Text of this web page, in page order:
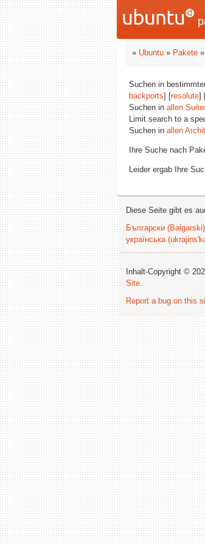
» Ubuntu » Pakete
Suchen in
backports] [resolute]
Suchen in allen
Limit search to a
Suchen in allen
Ihre Suche nach
Leider ergab Ihre
Diese Seite gibt es
Български (Bəlgarski)
українська
Inhalt-Copyright ©
Site.
Report a bug on this